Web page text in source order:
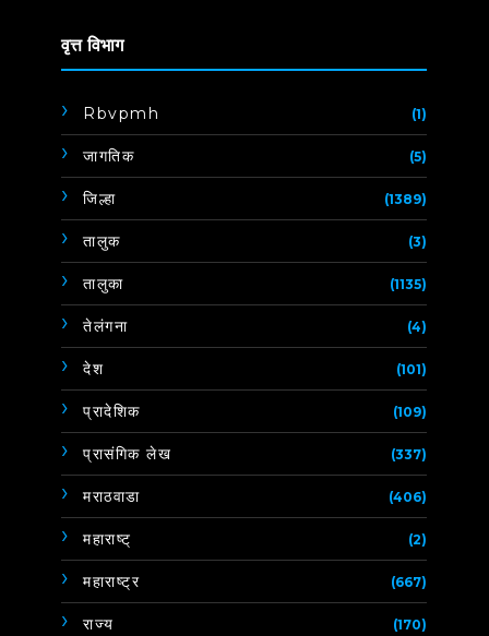
वृत्त विभाग
Rbvpmh (1)
जागतिक (5)
जिल्हा (1389)
तालुक (3)
तालुका (1135)
तेलंगना (4)
देश (101)
प्रादेशिक (109)
प्रासंगिक लेख (337)
मराठवाडा (406)
महाराष्ट् (2)
महाराष्ट्र (667)
राज्य (170)